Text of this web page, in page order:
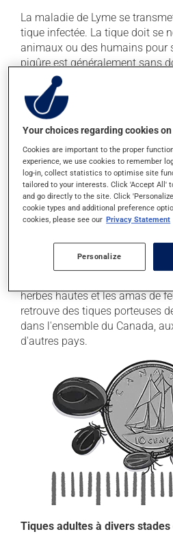
La maladie de Lyme se
tique infectée. La tique doit se
animaux ou des humains pour
piqûre est généralement sans
inaperçue. La taille de la tique
1 à 3 millimètres avant de se
de volume lorsqu'elle est
atteindre la grosseur d'un pépin
Les tiques immatures,
également transmettre la
petite taille et restent
longtemps avant d'être
généralement rester
période de 36 à 48 heures ou
maladie.
herbes hautes et les amas de
retrouve des tiques porteuses
dans l'ensemble du Canada,
d'autres pays.
Tiques adultes à divers
Your choices regarding cookies
Cookies are important to the proper
experience, we use cookies to remember
log-in, collect statistics to optimise site
tailored to your interests. Click 'Accept All'
and go directly to the site. Click
cookie types and additional preference
cookies, please see our Privacy Statement
Personalize